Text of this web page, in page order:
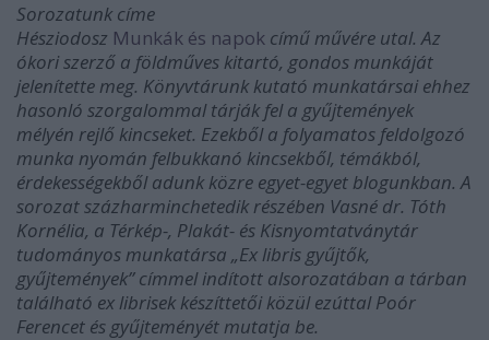
Sorozatunk címe
Hésziodosz Munkák és napok című művére utal. Az
ókori szerző a földműves kitartó, gondos munkáját
jelenítette meg. Könyvtárunk kutató munkatársai ehhez
hasonló szorgalommal tárják fel a gyűjtemények
mélyén rejlő kincseket. Ezekből a folyamatos feldolgozó
munka nyomán felbukkanó kincsekből, témákból,
érdekességekből adunk közre egyet-egyet blogunkban. A
sorozat százharminchetedik részében Vasné dr. Tóth
Kornélia, a Térkép-, Plakát- és Kisnyomtatványtár
tudományos munkatársa „Ex libris gyűjtők,
gyűjtemények” címmel indított alsorozatában a tárban
található ex librisek készíttetői közül ezúttal Poór
Ferencet és gyűjteményét mutatja be.